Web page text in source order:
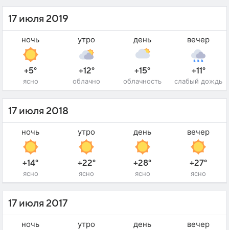
17 июля 2019
ночь
+5°
ясно
утро
+12°
облачно
день
+15°
облачность
вечер
+11°
слабый дождь
17 июля 2018
ночь
+14°
ясно
утро
+22°
ясно
день
+28°
ясно
вечер
+27°
ясно
17 июля 2017
ночь утро день вечер